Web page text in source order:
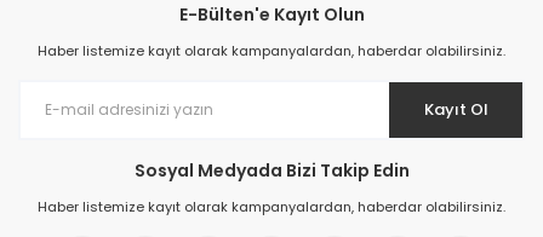
E-Bülten'e Kayıt Olun
Haber listemize kayıt olarak kampanyalardan, haberdar olabilirsiniz.
Kayıt Ol
Sosyal Medyada Bizi Takip Edin
Haber listemize kayıt olarak kampanyalardan, haberdar olabilirsiniz.